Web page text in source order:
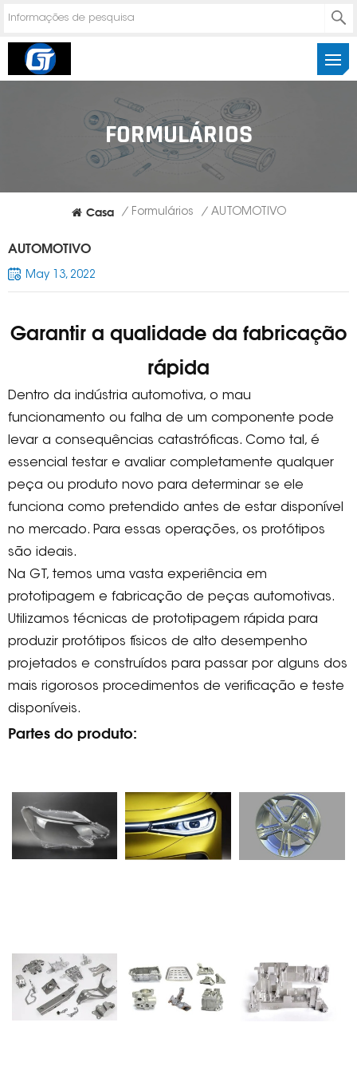
FORMULÁRIOS
Casa / Formulários / AUTOMOTIVO
AUTOMOTIVO
May 13, 2022
Garantir a qualidade da fabricação
rápida
Dentro da indústria automotiva, o mau
funcionamento ou falha de um componente pode
levar a consequências catastróficas. Como tal, é
essencial testar e avaliar completamente qualquer
peça ou produto novo para determinar se ele
funciona como pretendido antes de estar disponível
no mercado. Para essas operações, os protótipos
são ideais.
Na GT, temos uma vasta experiência em
prototipagem e fabricação de peças automotivas.
Utilizamos técnicas de prototipagem rápida para
produzir protótipos físicos de alto desempenho
projetados e construídos para passar por alguns dos
mais rigorosos procedimentos de verificação e teste
disponíveis.
Partes do produto: